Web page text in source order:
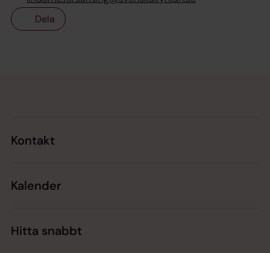
Dela
Kontakt
Kalender
Hitta snabbt